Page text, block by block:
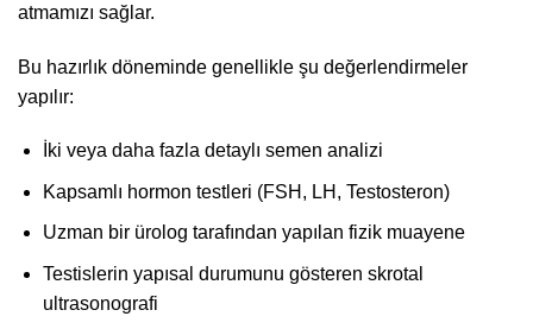
atmamızı sağlar.
Bu hazırlık döneminde genellikle şu değerlendirmeler
yapılır:
İki veya daha fazla detaylı semen analizi
Kapsamlı hormon testleri (FSH, LH, Testosteron)
Uzman bir ürolog tarafından yapılan fizik muayene
Testislerin yapısal durumunu gösteren skrotal
ultrasonografi